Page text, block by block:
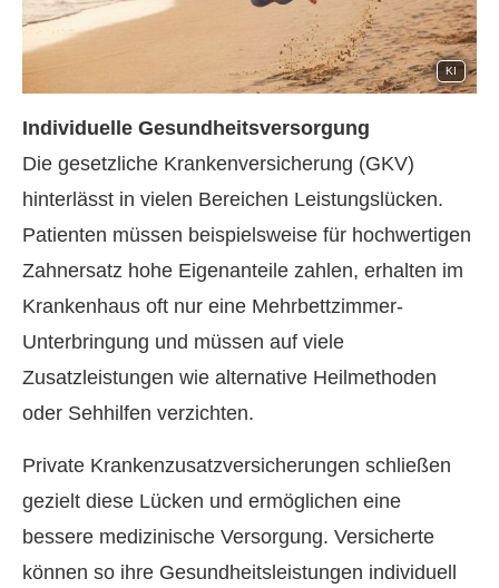
KI
Individuelle Gesundheitsversorgung
Die gesetzliche Kranken­ver­si­che­rung (GKV)
hinterlässt in vielen Bereichen Leistungslücken.
Patienten müssen beispielsweise für hochwertigen
Zahnersatz hohe Eigenanteile zahlen, erhalten im
Krankenhaus oft nur eine Mehrbettzimmer-
Unterbringung und müssen auf viele
Zusatzleistungen wie alternative Heilmethoden
oder Sehhilfen verzichten.
Private Kranken­zusatz­ver­si­che­rungen schließen
gezielt diese Lücken und ermöglichen eine
bessere medizinische Versorgung. Versicherte
können so ihre Gesundheitsleistungen individuell